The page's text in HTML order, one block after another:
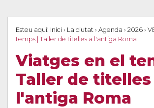
Esteu aquí: Inici › La ciutat › Agenda › 2026 ›
temps | Taller de titelles a l'antiga Roma
Viatges en el
Taller de titelles
l'antiga Roma